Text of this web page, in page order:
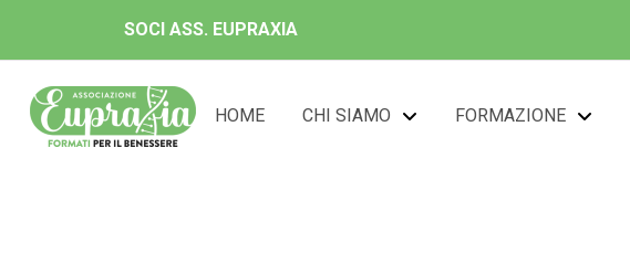
SOCI ASS. EUPRAXIA
HOME CHI SIAMO FORMAZIONE